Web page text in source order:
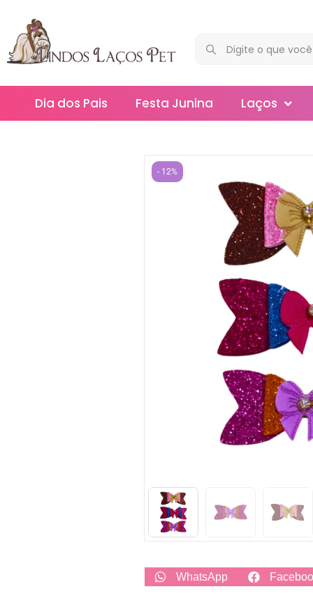
Dia dos Pais Festa Junina Laços
Mega
Mini
Slim
Splash
- 12%
WhatsApp